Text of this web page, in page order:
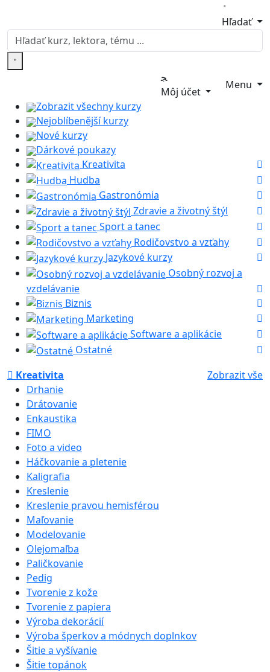
Hľadať
Môj účet
Menu
Zobrazit všechny kurzy
Nejoblíbenější kurzy
Nové kurzy
Dárkové poukazy
Kreativita
Hudba
Gastronómia
Zdravie a životný štýl
Sport a tanec
Rodičovstvo a vzťahy
Jazykové kurzy
Osobný rozvoj a
vzdelávanie
Biznis
Marketing
Software a aplikácie
Ostatné
Kreativita
Zobrazit vše
Drhanie
Drátovanie
Enkaustika
FIMO
Foto a video
Háčkovanie a pletenie
Kaligrafia
Kreslenie
Kreslenie pravou hemisférou
Maľovanie
Modelovanie
Olejomaľba
Paličkovanie
Pedig
Tvorenie z kože
Tvorenie z papiera
Výroba dekorácií
Výroba šperkov a módnych doplnkov
Šitie a vyšívanie
Šitie topánok